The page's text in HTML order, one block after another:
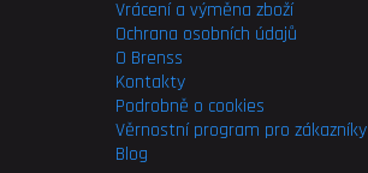
Vrácení a výměna zboží
Ochrana osobních údajů
O Brenss
Kontakty
Podrobně o cookies
Věrnostní program pro zákazníky
Blog